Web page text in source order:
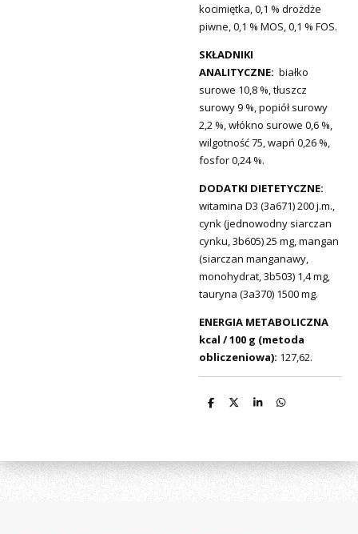
kocimiętka, 0,1 % drożdże
piwne, 0,1 % MOS, 0,1 % FOS.
SKŁADNIKI
ANALITYCZNE: białko
surowe 10,8 %, tłuszcz
surowy 9 %, popiół surowy
2,2 %, włókno surowe 0,6 %,
wilgotność 75, wapń 0,26 %,
fosfor 0,24 %.
DODATKI DIETETYCZNE:
witamina D3 (3a671) 200 j.m.,
cynk (jednowodny siarczan
cynku, 3b605) 25 mg, mangan
(siarczan manganawy,
monohydrat, 3b503) 1,4 mg,
tauryna (3a370) 1500 mg.
ENERGIA METABOLICZNA
kcal / 100 g (metoda
obliczeniowa): 127,62.
D
D
S
D